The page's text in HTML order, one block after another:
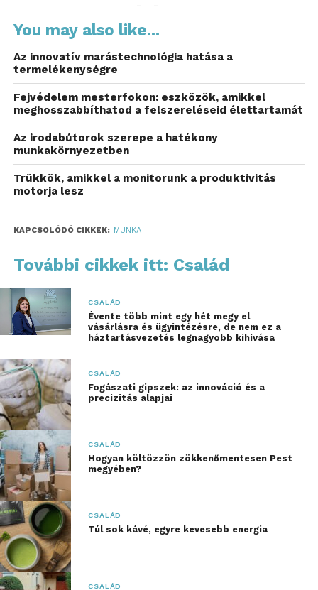
2025.
A 22, főképp európai országban végzett
felmérés eredményei alapján legnagyobb
arányban a magyarok teszik felelőssé a
munkahelyi stresszt a káros egészségügyi
szokásaik miatt, szakértői segítségre pedig
csak minden negyedik nyitott.
A STADA Health Report 2025 reprezentatív kutatás
mik a legkárosabb egészségügyi szokásaink,
mi akadályoz bennünket.
Káros egészségügyi szokások
Magyarországon
Dohányzás: a magyarok harmada (32%)
naponta legalább egyszer rágyújt vagy
pipázik, jelentős részük napon belül
többször is
Alkohol: a magyarok negyede (24%)
hetente legalább egyszer iszik alkoholt,
minden huszadik egy napot sem hagy
ki
Túlevés: a magyarok ötöde (21%)
legalább hetente egyszer kényszeresen
túleszi magát
Social média: minden tizedik magyar
(9%) túlzottan függ a social médiától,
You may also like...
Az innovatív marástechnológia hatása a
termelékenységre
Fejvédelem mesterfokon: eszközök, amikkel
meghosszabbíthatod a felszereléseid élettartamát
Az irodabútorok szerepe a hatékony
munkakörnyezetben
Trükkök, amikkel a monitorunk a produktivitás
motorja lesz
KAPCSOLÓDÓ CIKKEK: MUNKA
További cikkek itt: Család
CSALÁD
Évente több mint egy hét megy el
vásárlásra és ügyintézésre, de nem ez a
háztartásvezetés legnagyobb kihívása
CSALÁD
Fogászati gipszek: az innováció és a
precizitás alapjai
CSALÁD
Hogyan költözzön zökkenőmentesen Pest
megyében?
CSALÁD
Túl sok kávé, egyre kevesebb energia
CSALÁD